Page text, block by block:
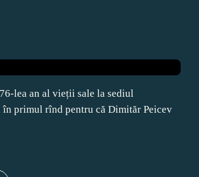
lea an al vieții sale la sediul
în primul rînd pentru că Dimităr Peicev